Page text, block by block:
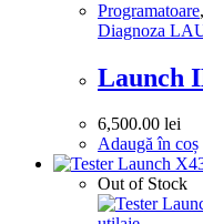
Programatoare,
Diagnoza
Launch
6,500.00 lei
Adaugă în coș
Out of Stock